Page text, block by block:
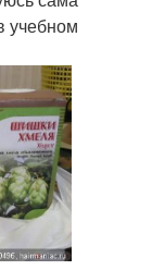
учебном